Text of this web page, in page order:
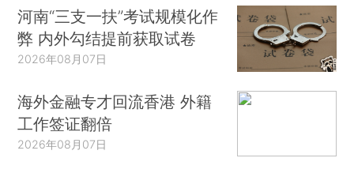
河南“三支一扶”考试规模化作
弊 内外勾结提前获取试卷
2026年08月07日
海外金融专才回流香港 外籍
工作签证翻倍
2026年08月07日